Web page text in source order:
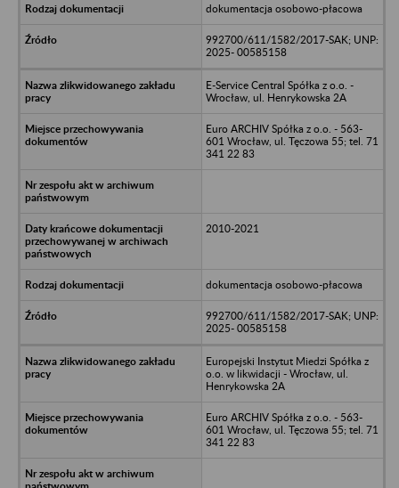
dokumentacja osobowo-płacowa
992700/611/1582/2017-SAK; UNP:
2025- 00585158
E-Service Central Spółka z o.o. -
Wrocław, ul. Henrykowska 2A
Euro ARCHIV Spółka z o.o. - 563-
601 Wrocław, ul. Tęczowa 55; tel. 71
341 22 83
2010-2021
dokumentacja osobowo-płacowa
992700/611/1582/2017-SAK; UNP:
2025- 00585158
Europejski Instytut Miedzi Spółka z
o.o. w likwidacji - Wrocław, ul.
Henrykowska 2A
Euro ARCHIV Spółka z o.o. - 563-
601 Wrocław, ul. Tęczowa 55; tel. 71
341 22 83